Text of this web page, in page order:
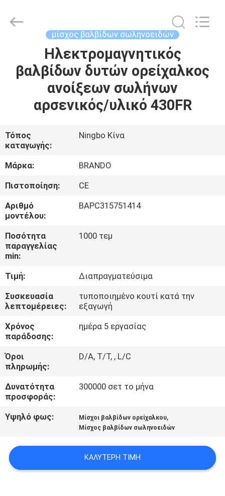
ΠΡΟΪΌΝΤΑ
ΣΧΕΤΙΚΆ
ΜΕ
ΕΜΆΣ
ΕΠΙΣΚΈΨΕΙΣ
ΣΤΟ
ΕΡΓΟΣΤΆΣΙΟ
ΈΛΕΓΧΟΣ
ΠΟΙΌΤΗΤΑΣ
ΕΠΙΚΟΙΝΩΝΉΣΤΕ
ΜΑΖΊ
ΜΑΣ
ΖΗΤΉΣΤΕ
ΜΙΑ
ΠΡΟΣΦΟΡΆ
NEWS
μίσχος βαλβίδων σωληνοειδών
Ηλεκτρομαγνητικός
βαλβίδων δυτών ορείχαλκος
ανοίξεων σωλήνων
αρσενικός/υλικό 430FR
Τόπος
καταγωγής:
Ningbo Κίνα
Μάρκα:
BRANDO
Πιστοποίηση:
CE
Αριθμό
μοντέλου:
BAPC315751414
Ποσότητα
παραγγελίας
min:
1000 τεμ
Τιμή:
Διαπραγματεύσιμα
Συσκευασία
λεπτομέρειες:
τυποποιημένο κουτί κατά την
εξαγωγή
Χρόνος
παράδοσης:
ημέρα 5 εργασίας
Όροι
πληρωμής:
D/A, T/T, , L/C
Δυνατότητα
προσφοράς:
300000 σετ το μήνα
Υψηλό φως: Μίσχοι βαλβίδων ορείχαλκου,
Μίσχος βαλβίδων σωληνοειδών
ΚΑΛΎΤΕΡΗ ΤΙΜΉ